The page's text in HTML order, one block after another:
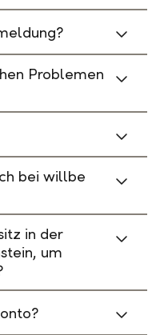
Problemen
bei willbe
in der
um